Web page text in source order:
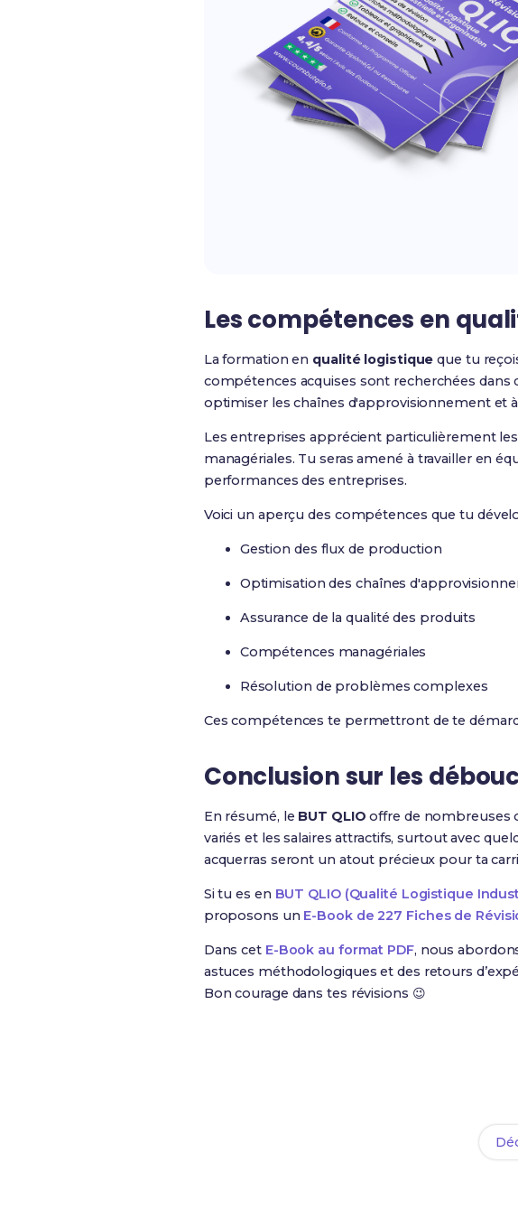
Les compétences en
La formation en qualité logistique que tu
compétences acquises sont recherchées
optimiser les chaînes d'approvisionnement et
Les entreprises apprécient particulièrement
managériales. Tu seras amené à travailler en
performances des entreprises.
Voici un aperçu des compétences que tu
Gestion des flux de production
Optimisation des chaînes
Assurance de la qualité des produits
Compétences managériales
Résolution de problèmes complexes
Ces compétences te permettront de te
Conclusion sur les
En résumé, le BUT QLIO offre de nombreuses
variés et les salaires attractifs, surtout avec
acquerras seront un atout précieux pour ta
Si tu es en BUT QLIO (Qualité Logistique
proposons un E-Book de 227 Fiches de
Dans cet E-Book au format PDF, nous
astuces méthodologiques et des retours
Bon courage dans tes révisions 😉